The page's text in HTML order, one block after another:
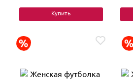
Купить